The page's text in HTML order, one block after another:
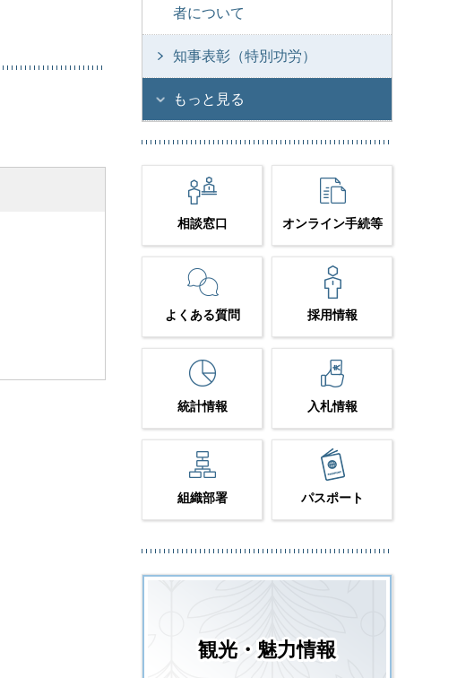
者について
知事表彰（特別功労）
もっと見る
相談窓口 オンライン手続等
よくある質問 採用情報
統計情報 入札情報
組織部署 パスポート
観光・魅力情報